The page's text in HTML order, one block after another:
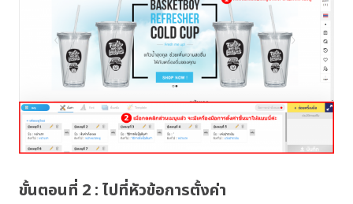
ขั้นตอนที่ 2 : ไปที่หัวข้อการตั้งค่า